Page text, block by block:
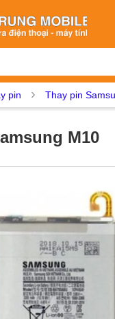
Samsung Oppo
Nokia
vụ sửa chữa
Thay
mic Thay rung Thay main
màn hình
hình iPhone Màn hình
hình Xiaomi Màn hình
hình Vsmart Màn hình
pin Thay pin
M10